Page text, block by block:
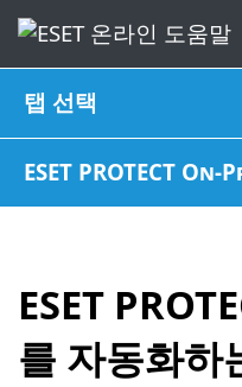
탭 선택
ESET PROTECT On-
ESET
를 자동화하